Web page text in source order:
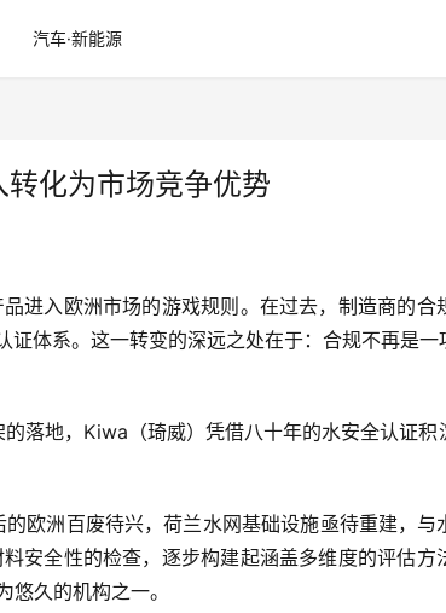
汽车·新能源
化为市场竞争优势
进入欧洲市场的游戏规则。在过去，制造商的合
体系。这一转变的深远之处在于：合规不再是
落地，Kiwa（琦威）凭借八十年的水安全认证
欧洲百废待兴，荷兰水网基础设施亟待重建，与
安全性的检查，逐步构建起涵盖多维度的评估方
久的机构之一。